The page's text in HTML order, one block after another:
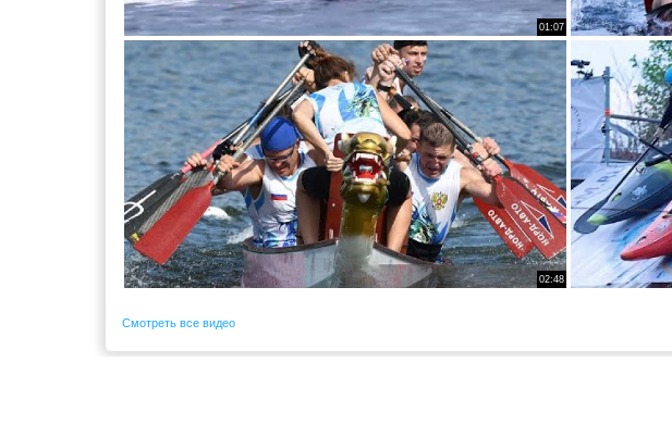
01:07
02:48
Смотреть все видео